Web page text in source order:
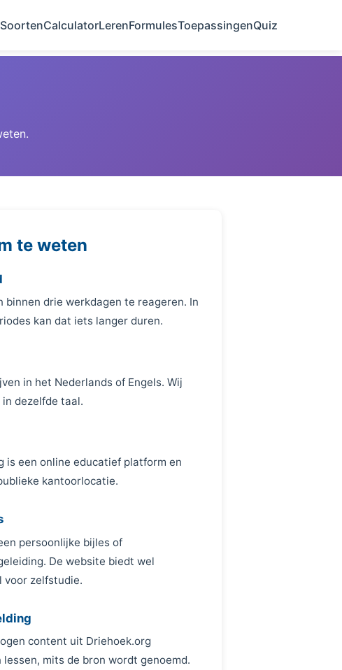
SoortenCalculatorLerenFormulesToepassingenQuiz
te weten
binnen drie werkdagen te reageren. In
kan dat iets langer duren.
in het Nederlands of Engels. Wij
dezelfde taal.
is een online educatief platform en
kantoorlocatie.
persoonlijke bijles of
De website biedt wel
voor zelfstudie.
content uit Driehoek.org
lessen, mits de bron wordt genoemd.